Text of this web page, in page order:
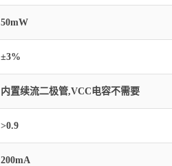
50mW
±3%
内置续流二极管,VCC电容不需要
>0.9
200mA